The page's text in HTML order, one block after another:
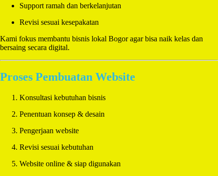
Support ramah dan berkelanjutan
Revisi sesuai kesepakatan
Kami fokus membantu bisnis lokal Bogor agar bisa naik kelas dan
bersaing secara digital.
Proses Pembuatan Website
Konsultasi kebutuhan bisnis
Penentuan konsep & desain
Pengerjaan website
Revisi sesuai kebutuhan
Website online & siap digunakan